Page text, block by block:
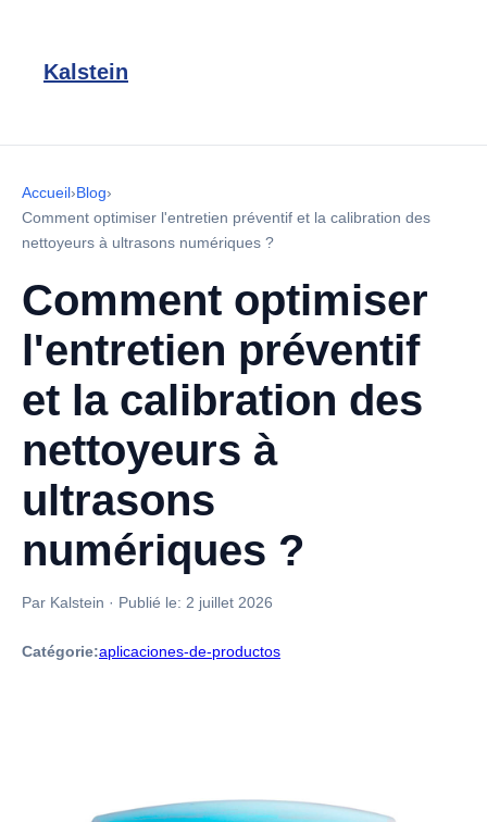
Kalstein
Accueil›Blog›
Comment optimiser l'entretien préventif et la calibration des
nettoyeurs à ultrasons numériques ?
Comment optimiser
l'entretien préventif
et la calibration des
nettoyeurs à
ultrasons
numériques ?
Par Kalstein · Publié le: 2 juillet 2026
Catégorie:aplicaciones-de-productos